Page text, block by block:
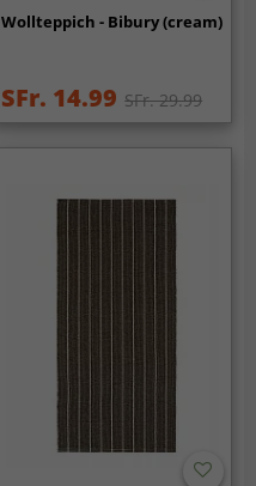
Wollteppich - Bibury (cream)
SFr. 14.99 SFr. 29.99